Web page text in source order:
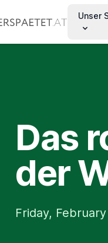
Unser
Das
der
Friday, February